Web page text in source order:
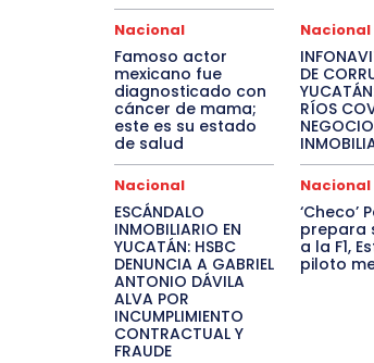
Nacional
Famoso actor
mexicano fue
diagnosticado con
cáncer de mama;
este es su estado
de salud
Nacional
DE
RÍOS
NEGOCIO
Nacional
ESCÁNDALO
INMOBILIARIO EN
YUCATÁN: HSBC
DENUNCIA A GABRIEL
ANTONIO DÁVILA
ALVA POR
INCUMPLIMIENTO
CONTRACTUAL Y
FRAUDE
Nacional
‘Checo’
prepara
a la F1,
piloto